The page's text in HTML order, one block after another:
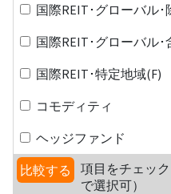
国際REIT･グローバル･
国際REIT･グローバル･
国際REIT･特定地域(F)
コモディティ
ヘッジファンド
比較する
項目をチェッ
で選択可）